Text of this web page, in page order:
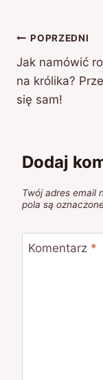
Nawigacja
wpisu
POPRZEDNI
Jak namówić
na królika?
się sam!
Dodaj
Twój adres email
pola są
Komentarz *